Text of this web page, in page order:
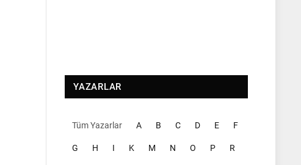
YAZARLAR
Tüm Yazarlar A B C D E F
G H I K M N O P R